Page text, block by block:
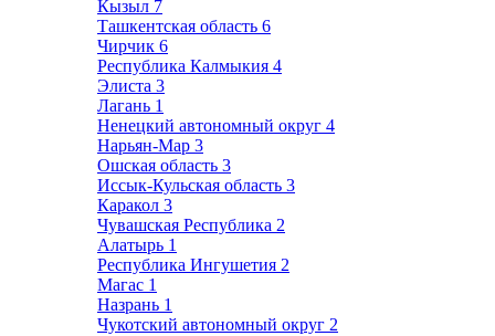
Кызыл 7
Ташкентская область 6
Чирчик 6
Республика Калмыкия 4
Элиста 3
Лагань 1
Ненецкий автономный округ 4
Нарьян-Мар 3
Ошская область 3
Иссык-Кульская область 3
Каракол 3
Чувашская Республика 2
Алатырь 1
Республика Ингушетия 2
Магас 1
Назрань 1
Чукотский автономный округ 2